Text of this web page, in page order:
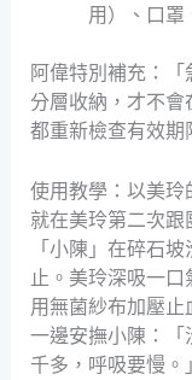
用）、口罩
阿偉特別補充：
分層收納，才不
都重新檢查有效期
使用教學：以美玲
就在美玲第二次
「小陳」在碎石
止。美玲深吸一
用無菌紗布加壓
一邊安撫小陳：「
千多，呼吸要慢